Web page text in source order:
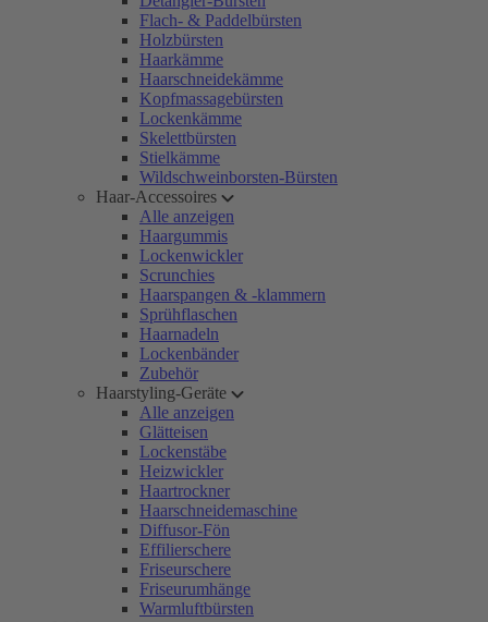
Flach- & Paddelbürsten
Holzbürsten
Haarkämme
Haarschneidekämme
Kopfmassagebürsten
Lockenkämme
Skelettbürsten
Stielkämme
Wildschweinborsten-Bürsten
Haar-Accessoires
Alle anzeigen
Haargummis
Lockenwickler
Scrunchies
Haarspangen & -klammern
Sprühflaschen
Haarnadeln
Lockenbänder
Zubehör
Haarstyling-Geräte
Alle anzeigen
Glätteisen
Lockenstäbe
Heizwickler
Haartrockner
Haarschneidemaschine
Diffusor-Fön
Effilierschere
Friseurschere
Friseurumhänge
Warmluftbürsten